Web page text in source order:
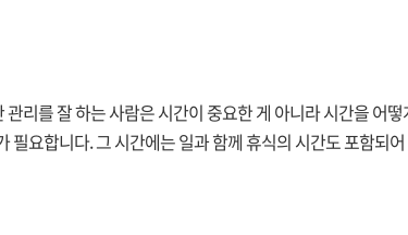
리를 잘 하는 사람은 시간이 중요한 게 아니라 시간을 어
요합니다. 그 시간에는 일과 함께 휴식의 시간도 포함되